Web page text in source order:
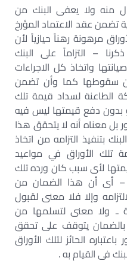
منه ولا يعفى البنك من
تضمن عقد الاعتماد المؤرخ
الأوراق مرهونة رهناً حيازياً لأن
– التزاماً على البنك
واتخاذ كل الاجراءات
سقوطها كما وأن تضمن
الطاعنة لسداد قيمة تلك
بدون دفع قيمتها ليس فيه
بل معناه أنه لا يتحقق هذا
بتنفيذ التزامه من اتخاذ
تلك الأوراق في مواعيد
لأى سبب كان ورده تلك
– أى أن هذا الضمان من
وإلا فلا معنى لقبول
.. ولا معنى لتسلمها من
بالضمان يتوقف على تحقق
الحائز لتلك الأوراق
فى القيام به .